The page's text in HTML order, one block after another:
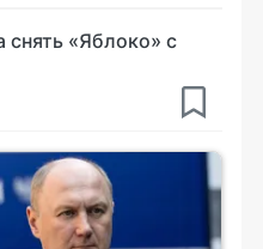
снять «Яблоко» с